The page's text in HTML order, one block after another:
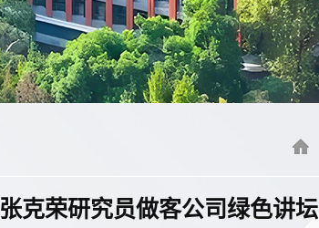
张克荣研究员做客公司绿色讲坛